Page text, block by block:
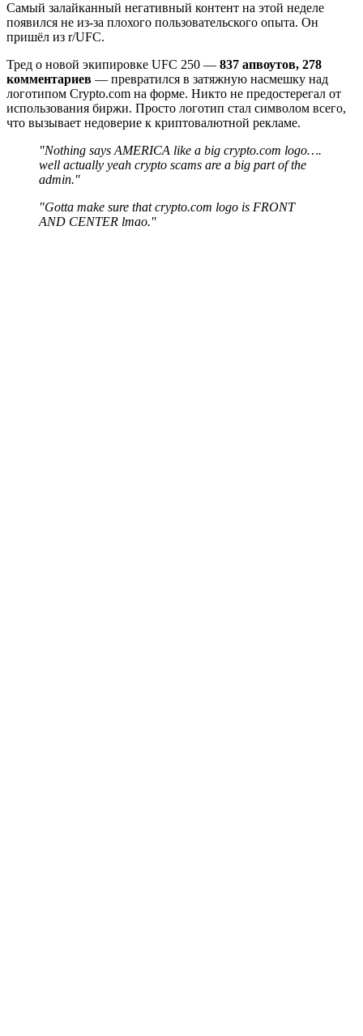
Самый залайканный негативный контент на этой неделе
появился не из-за плохого пользовательского опыта. Он
пришёл из r/UFC.
Тред о новой экипировке UFC 250 — 837 апвоутов, 278
комментариев — превратился в затяжную насмешку над
логотипом Crypto.com на форме. Никто не предостерегал от
использования биржи. Просто логотип стал символом всего,
что вызывает недоверие к криптовалютной рекламе.
"Nothing says AMERICA like a big crypto.com logo….
well actually yeah crypto scams are a big part of the
admin."
"Gotta make sure that crypto.com logo is FRONT
AND CENTER lmao."